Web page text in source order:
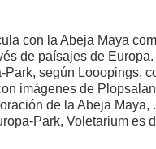
con la Abeja Maya
de paísajes de
según Looopings,
imágenes de
de la Abeja Maya,
Park, Voletarium es